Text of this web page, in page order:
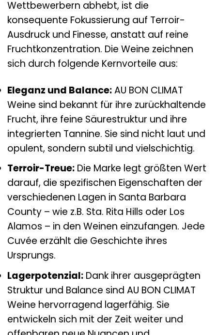
Wettbewerbern abhebt, ist die
konsequente Fokussierung auf Terroir-
Ausdruck und Finesse, anstatt auf reine
Fruchtkonzentration. Die Weine zeichnen
sich durch folgende Kernvorteile aus:
Eleganz und Balance:AU BON CLIMAT
Weine sind bekannt für ihre zurückhaltende
Frucht, ihre feine Säurestruktur und ihre
integrierten Tannine. Sie sind nicht laut und
opulent, sondern subtil und vielschichtig.
Terroir-Treue: Die Marke legt größten Wert
darauf, die spezifischen Eigenschaften der
verschiedenen Lagen in Santa Barbara
County – wie z.B. Sta. Rita Hills oder Los
Alamos – in den Weinen einzufangen. Jede
Cuvée erzählt die Geschichte ihres
Ursprungs.
Lagerpotenzial: Dank ihrer ausgeprägten
Struktur und Balance sind AU BON CLIMAT
Weine hervorragend lagerfähig. Sie
entwickeln sich mit der Zeit weiter und